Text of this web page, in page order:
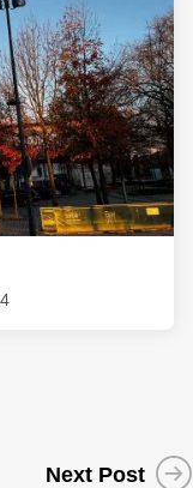
Next Post